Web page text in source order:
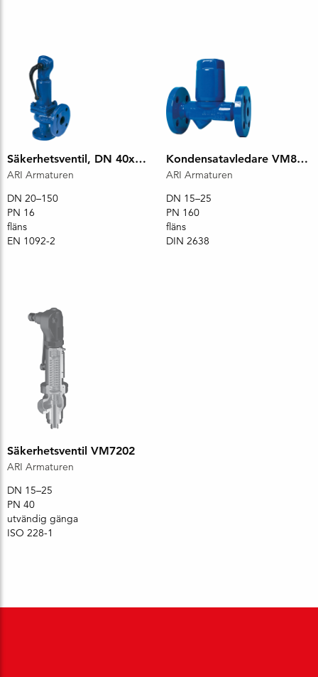
Säkerhetsventil, DN 40x65, PN 16
ARI Armaturen
DN 20–150
PN 16
fläns
EN 1092-2
Kondensatavledare VM8502
ARI Armaturen
DN 15–25
PN 160
fläns
DIN 2638
Säkerhetsventil VM7202
ARI Armaturen
DN 15–25
PN 40
utvändig gänga
ISO 228-1